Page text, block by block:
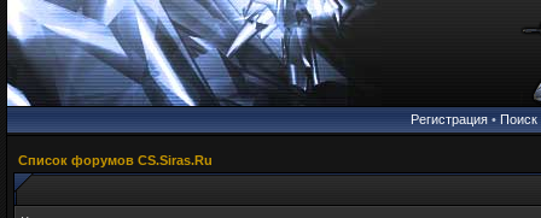
Регистрация• Поиск
Список форумов CS.Siras.Ru